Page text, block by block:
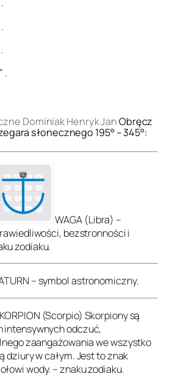
.
Dominiak Henryk JanObręcz
słonecznego 195° – 345°:
WAGA (Libra) –
bezstronności i
zodiaku.
– symbol astronomiczny.
(Scorpio) Skorpiony są
intensywnych odczuć,
zaangażowania we wszystko
dziury w całym. Jest to znak
wody. – znaku zodiaku.